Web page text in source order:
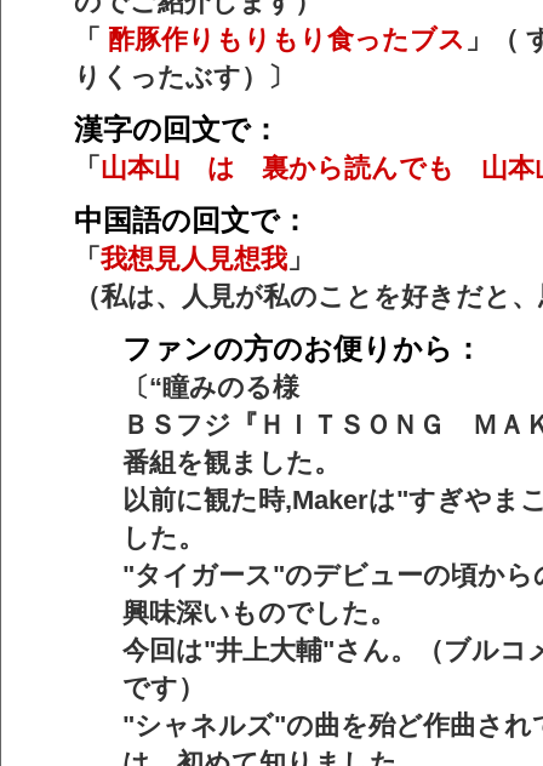
「 酢豚作りもりもり食ったブス 」（
りくったぶす）〕
漢字の回文で：
「 山本山 は 裏から読んでも 山本
中国語の回文で：
「 我想見人見想我 」
（私は、人見が私のことを好きだと
ファンの方のお便りから：
〔“瞳みのる様
ＢＳフジ『ＨＩＴＳＯＮＧ ＭＡ
番組を観ました。
以前に観た時,Makerは"すぎやま
した。
"タイガース"のデビューの頃か
興味深いものでした。
今回は"井上大輔"さん。（ブルコ
です）
"シャネルズ"の曲を殆ど作曲され